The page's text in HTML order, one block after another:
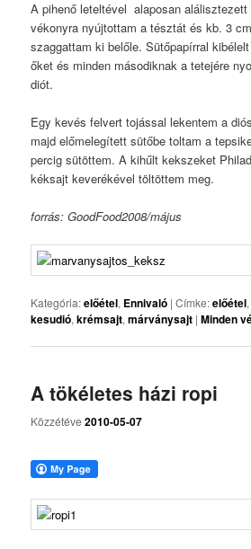
A pihenő leteltével alaposan alálisztezett
vékonyra nyújtottam a tésztát és kb. 3
szaggattam ki belőle. Sütőpapírral
őket és minden másodiknak a tetejére
diót.
Egy kevés felvert tojással lekentem a
majd előmelegített sütőbe toltam a
percig sütöttem. A kihűlt kekszeket
kéksajt keverékével töltöttem meg.
forrás: GoodFood2008/május
Kategória:előétel, Ennivaló |Címke:előétel
kesudió,krémsajt,márványsajt |Minden
A tökéletes házi ropi
Közzétéve2010-05-07